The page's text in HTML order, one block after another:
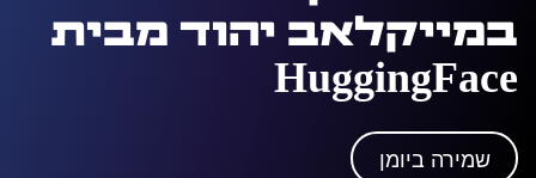
במייקלאב יהוד מבית
HuggingFace
שמירה ביומן